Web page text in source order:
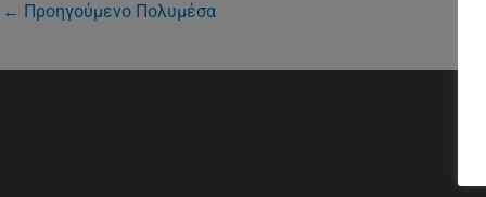
← Προηγούμενο Πολυμέσα